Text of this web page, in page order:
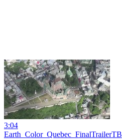
3:04
Earth_Color_Quebec_FinalTrailerTB